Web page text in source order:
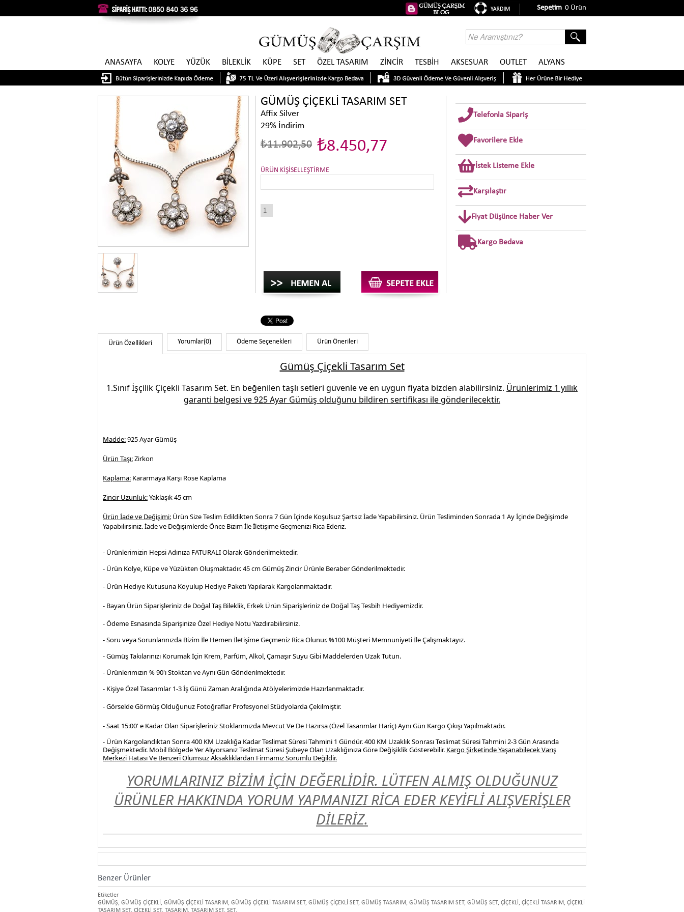
Sepetim 0 Ürün
ANASAYFA KOLYE YÜZÜK BİLEKLİK KÜPE SET ÖZEL TASARIM ZİNCİR TESBİH AKSESUAR OUTLET ALYANS
GÜMÜŞ ÇİÇEKLİ TASARIM SET
Affix Silver
%
29 İndirim
₺11.902,50 ₺8.450,77
ÜRÜN KİŞİSELLEŞTİRME
Telefonla Sipariş
Favorilere Ekle
İstek Listeme Ekle
Karşılaştır
Fiyat Düşünce Haber Ver
Kargo Bedava
Ürün Özellikleri Yorumlar(0) Ödeme Seçenekleri Ürün Önerileri
Gümüş Çiçekli Tasarım Set
1.Sınıf İşçilik Çiçekli Tasarım Set. En beğenilen taşlı setleri güvenle ve en uygun fiyata bizden alabilirsiniz. Ürünlerimiz 1 yıllık
garanti belgesi ve925 Ayar Gümüş olduğunu bildiren sertifikası ile gönderilecektir.
Madde:925 Ayar Gümüş
Ürün Taşı:Zirkon
Kaplama: Kararmaya Karşı Rose Kaplama
Zincir Uzunluk:Yaklaşık 45 cm
Ürün İade ve Değişimi: Ürün Size Teslim Edildikten Sonra 7 Gün İçinde Koşulsuz Şartsız İade Yapabilirsiniz. Ürün Tesliminden Sonrada 1 Ay İçinde Değişimde
Yapabilirsiniz. İade ve Değişimlerde Önce Bizim İle İletişime Geçmenizi Rica Ederiz.
- Ürünlerimizin Hepsi Adınıza FATURALI Olarak Gönderilmektedir.
- Ürün Kolye, Küpe ve Yüzükten Oluşmaktadır. 45 cm Gümüş Zincir Ürünle Beraber Gönderilmektedir.
- Ürün Hediye Kutusuna Koyulup Hediye Paketi Yapılarak Kargolanmaktadır.
- Bayan Ürün Siparişleriniz de Doğal Taş Bileklik, Erkek Ürün Siparişleriniz de Doğal Taş Tesbih Hediyemizdir.
- Ödeme Esnasında Siparişinize Özel Hediye Notu Yazdırabilirsiniz.
- Soru veya Sorunlarınızda Bizim İle Hemen İletişime Geçmeniz Rica Olunur. %100 Müşteri Memnuniyeti İle Çalışmaktayız.
- Gümüş Takılarınızı Korumak İçin Krem, Parfüm, Alkol, Çamaşır Suyu Gibi Maddelerden Uzak Tutun.
- Ürünlerimizin % 90'ı Stoktan ve Aynı Gün Gönderilmektedir.
- Kişiye Özel Tasarımlar 1-3 İş Günü Zaman Aralığında Atölyelerimizde Hazırlanmaktadır.
- Görselde Görmüş Olduğunuz Fotoğraflar ProfesyonelStüdyolarda Çekilmiştir.
- Saat 15:00' e Kadar Olan Siparişleriniz Stoklarımızda Mevcut Ve De Hazırsa (Özel Tasarımlar Hariç) Aynı Gün Kargo Çıkışı Yapılmaktadır.
- Ürün Kargolandıktan Sonra 400 KM Uzaklığa Kadar Teslimat Süresi Tahmini 1 Gündür. 400 KM Uzaklık Sonrası Teslimat Süresi Tahmini 2-3 Gün Arasında
Değişmektedir. Mobil Bölgede Yer Alıyorsanız Teslimat Süresi Şubeye Olan Uzaklığınıza Göre Değişiklik Gösterebilir. Kargo Şirketinde Yaşanabilecek Varış
Merkezi Hatası Ve Benzeri Olumsuz Aksaklıklardan Firmamız Sorumlu Değildir.
YORUMLARINIZ BİZİM İÇİN DEĞERLİDİR. LÜTFEN ALMIŞ OLDUĞUNUZ
ÜRÜNLER HAKKINDA YORUM YAPMANIZI RİCA EDER KEYİFLİ ALIŞVERİŞLER
DİLERİZ.
Benzer Ürünler
Etiketler
GÜMÜŞ, GÜMÜŞ ÇİÇEKLİ , GÜMÜŞ ÇİÇEKLİ TASARIM, GÜMÜŞ ÇİÇEKLİ TASARIM SET, GÜMÜŞ ÇİÇEKLİ SET, GÜMÜŞ TASARIM, GÜMÜŞ TASARIM SET, GÜMÜŞ SET, ÇİÇEKLİ , ÇİÇEKLİ TASARIM, ÇİÇEKLİ
TASARIM SET, ÇİÇEKLİ SET, TASARIM, TASARIM SET, SET,